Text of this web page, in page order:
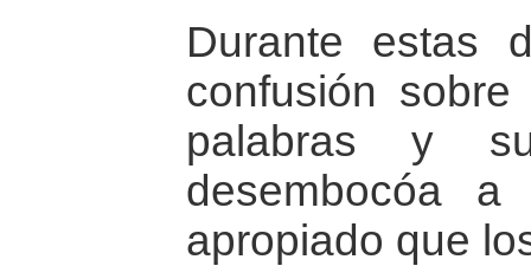
Durante estas
confusión
palabras y
desembocóa
apropiado que